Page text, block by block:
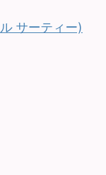
サーティー)